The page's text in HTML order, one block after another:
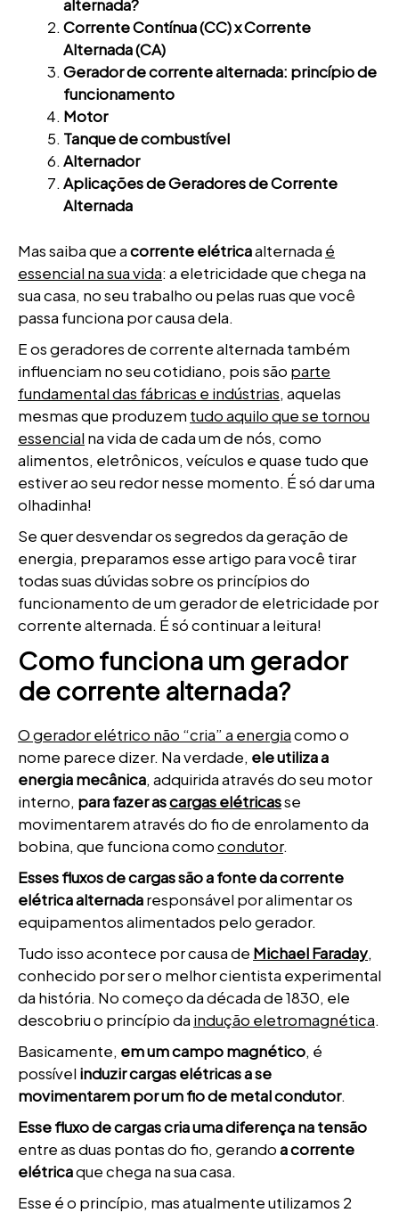
alternada?
Corrente Contínua (CC) x Corrente
Alternada (CA)
Gerador de corrente alternada: princípio de
funcionamento
Motor
Tanque de combustível
Alternador
Aplicações de Geradores de Corrente
Alternada
Mas saiba que acorrente elétricaalternada é
essencial na sua vida: a eletricidade que chega na
sua casa, no seu trabalho ou pelas ruas que você
passa funciona por causa dela.
E os geradores de corrente alternada também
influenciam no seu cotidiano, pois são parte
fundamental das fábricas e indústrias, aquelas
mesmas que produzem tudo aquilo que se tornou
essencialna vida de cada um de nós, como
alimentos, eletrônicos, veículos e quase tudo que
estiver ao seu redor nesse momento. É só dar uma
olhadinha!
Se quer desvendar os segredos da geração de
energia, preparamos esse artigo para você tirar
todas suas dúvidas sobre os princípios do
funcionamento de um gerador de eletricidade por
corrente alternada. É só continuar a leitura!
Como funciona um gerador
de corrente alternada?
O gerador elétrico não “cria” a energiacomo o
nome parece dizer. Na verdade, ele utiliza a
energia mecânica, adquirida através do seu motor
interno, para fazer ascargas elétricasse
movimentarem através do fio de enrolamento da
bobina, que funciona comocondutor.
Esses fluxos de cargas são a fonte da corrente
elétrica alternadaresponsável por alimentar os
equipamentos alimentados pelo gerador.
Tudo isso acontece por causa de Michael Faraday,
conhecido por ser o melhor cientista experimental
da história. No começo da década de 1830, ele
descobriu o princípio da indução eletromagnética.
Basicamente, em um campo magnético, é
possívelinduzir cargas elétricas a se
movimentarem por um fio de metal condutor.
Esse fluxo de cargas cria uma diferença na tensão
entre as duas pontas do fio, gerandoa corrente
elétricaque chega na sua casa.
Esse é o princípio, mas atualmente utilizamos 2